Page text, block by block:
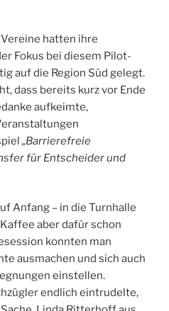
hatten ihre
Fokus bei diesem Pilot-
auf die Region Süd gelegt.
dass bereits kurz vor Ende
aufkeimte,
„Barrierefreie
für Entscheider und
Anfang – in die Turnhalle
aber dafür schon
konnten man
ausmachen und sich auch
einstellen.
endlich eintrudelte,